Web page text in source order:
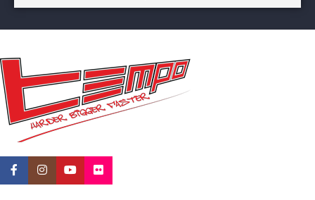
BICIKLI-KOČNICE
Disk mehanički